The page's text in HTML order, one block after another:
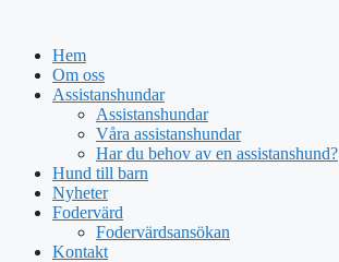
innehållHem
Om oss
Assistanshundar
Assistanshundar
Våra assistanshundar
Har du behov av en assistanshund?
Hund till barn
Nyheter
Fodervärd
Fodervärdsansökan
Kontakt